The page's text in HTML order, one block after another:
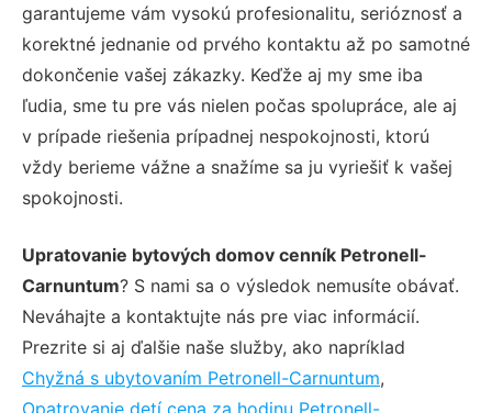
garantujeme vám vysokú profesionalitu, serióznosť a
korektné jednanie od prvého kontaktu až po samotné
dokončenie vašej zákazky. Keďže aj my sme iba
ľudia, sme tu pre vás nielen počas spolupráce, ale aj
v prípade riešenia prípadnej nespokojnosti, ktorú
vždy berieme vážne a snažíme sa ju vyriešiť k vašej
spokojnosti.
Upratovanie bytových domov cenník Petronell-
Carnuntum? S nami sa o výsledok nemusíte obávať.
Neváhajte a kontaktujte nás pre viac informácií.
Prezrite si aj ďalšie naše služby, ako napríklad
Chyžná s ubytovaním Petronell-Carnuntum,
Opatrovanie detí cena za hodinu Petronell-